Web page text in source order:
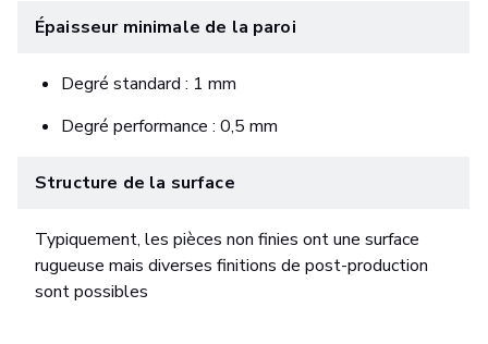
Épaisseur minimale de la paroi
Degré standard : 1 mm
Degré performance : 0,5 mm
Structure de la surface
Typiquement, les pièces non finies ont une surface
rugueuse mais diverses finitions de post-production
sont possibles